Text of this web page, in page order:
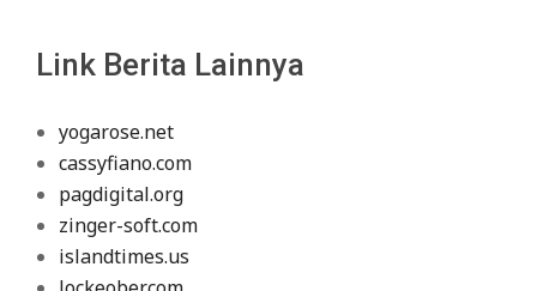
Link Berita Lainnya
yogarose.net
cassyfiano.com
pagdigital.org
zinger-soft.com
islandtimes.us